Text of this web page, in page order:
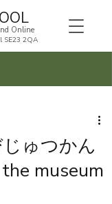
Online
SE23 2QA
ゅつかん
museum